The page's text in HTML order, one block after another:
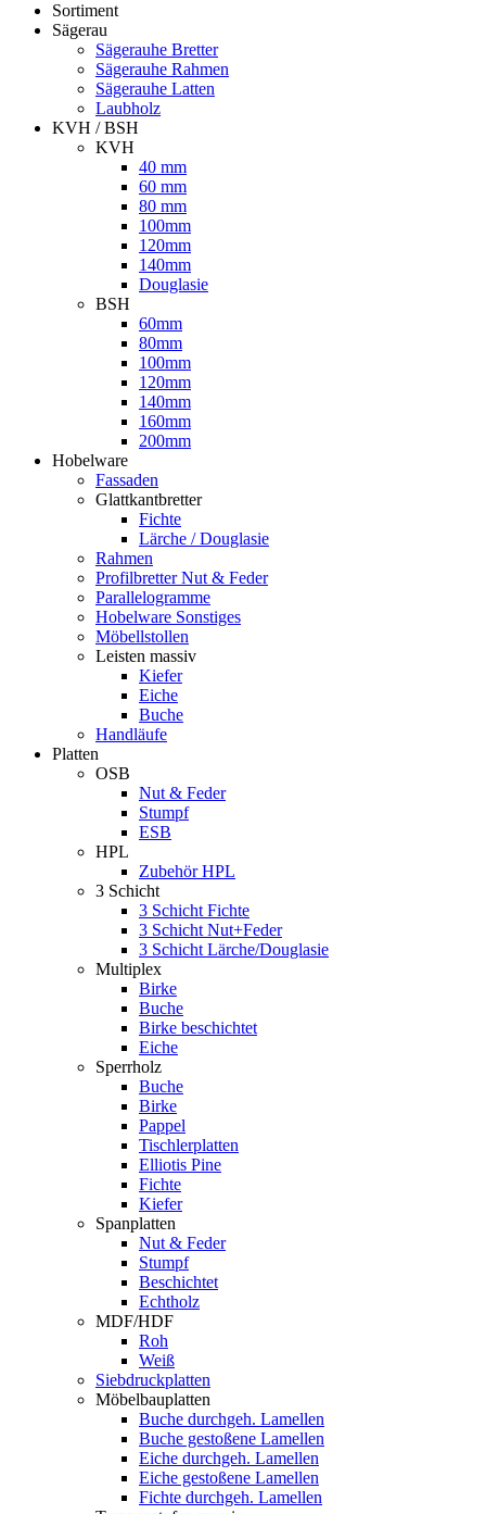
Sortiment
Sägerau
Sägerauhe Bretter
Sägerauhe Rahmen
Sägerauhe Latten
Laubholz
KVH / BSH
KVH
40 mm
60 mm
80 mm
100mm
120mm
140mm
Douglasie
BSH
60mm
80mm
100mm
120mm
140mm
160mm
200mm
Hobelware
Fassaden
Glattkantbretter
Fichte
Lärche / Douglasie
Rahmen
Profilbretter Nut & Feder
Parallelogramme
Hobelware Sonstiges
Möbellstollen
Leisten massiv
Kiefer
Eiche
Buche
Handläufe
Platten
OSB
Nut & Feder
Stumpf
ESB
HPL
Zubehör HPL
3 Schicht
3 Schicht Fichte
3 Schicht Nut+Feder
3 Schicht Lärche/Douglasie
Multiplex
Birke
Buche
Birke beschichtet
Eiche
Sperrholz
Buche
Birke
Pappel
Tischlerplatten
Elliotis Pine
Fichte
Kiefer
Spanplatten
Nut & Feder
Stumpf
Beschichtet
Echtholz
MDF/HDF
Roh
Weiß
Siebdruckplatten
Möbelbauplatten
Buche durchgeh. Lamellen
Buche gestoßene Lamellen
Eiche durchgeh. Lamellen
Eiche gestoßene Lamellen
Fichte durchgeh. Lamellen